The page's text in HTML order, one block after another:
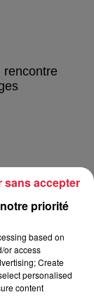
rencontre
priorité
based on
or access
Create
personalised
content
sans accepter